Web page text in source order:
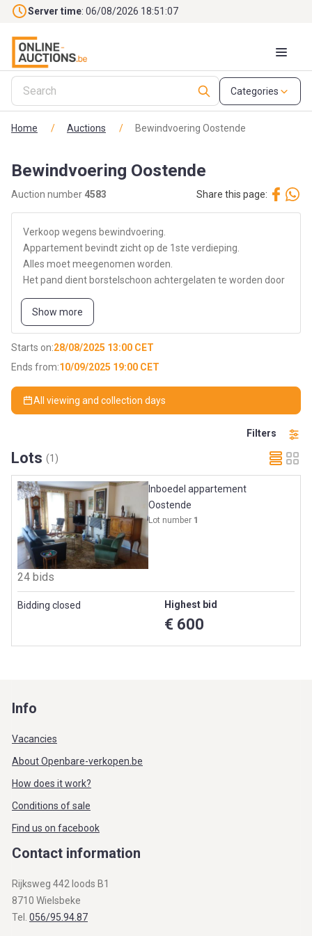
Skip to main content
Server time: 06/08/2026 18:51:07
Categories
Home / Auctions / Bewindvoering Oostende
Bewindvoering Oostende
Auction number 4583 Share this page:
Verkoop wegens bewindvoering.
Appartement bevindt zicht op de 1ste verdieping.
Alles moet meegenomen worden.
Het pand dient borstelschoon achtergelaten te worden door
de koper.
Alles moet leeg ten laatste tegen 19/09/2025.
sleutel ophalen te Wielsbeke.
Sleutel graag terugbrengen op 19/09/2025
Er dient een borg te worden betaald van €500.
Show more
Starts on:28/08/2025 13:00 CET
Ends from:10/09/2025 19:00 CET
All viewing and collection days
Filters
Lots (1)
Inboedel appartement
Oostende
Lot number 1
24 bids
Bidding closed Highest bid
€ 600
Info
Vacancies
About Openbare-verkopen.be
How does it work?
Conditions of sale
Find us on facebook
Contact information
Rijksweg 442 loods B1
8710 Wielsbeke
Tel.
056/95.94.87